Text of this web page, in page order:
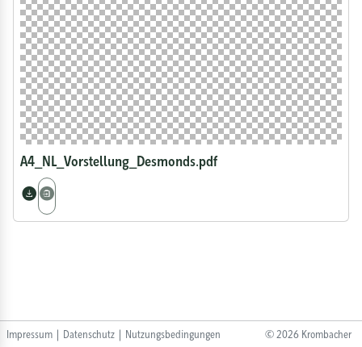
A4_NL_Vorstellung_Desmonds.pdf
Impressum | Datenschutz | Nutzungsbedingungen © 2026 Krombacher